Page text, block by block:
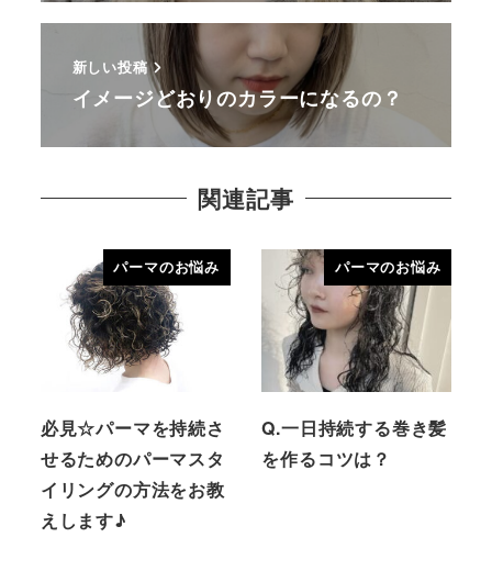
新しい投稿
イメージどおりのカラーになるの？
関連記事
パーマのお悩み
必見☆パーマを持続さ
せるためのパーマスタ
イリングの方法をお教
えします♪
パーマのお悩み
Q.一日持続する巻き髪
を作るコツは？